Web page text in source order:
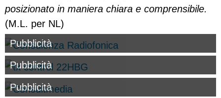
posizionato in maniera chiara e comprensibile.
(M.L. per NL)
Pubblicità
Pubblicità
Pubblicità